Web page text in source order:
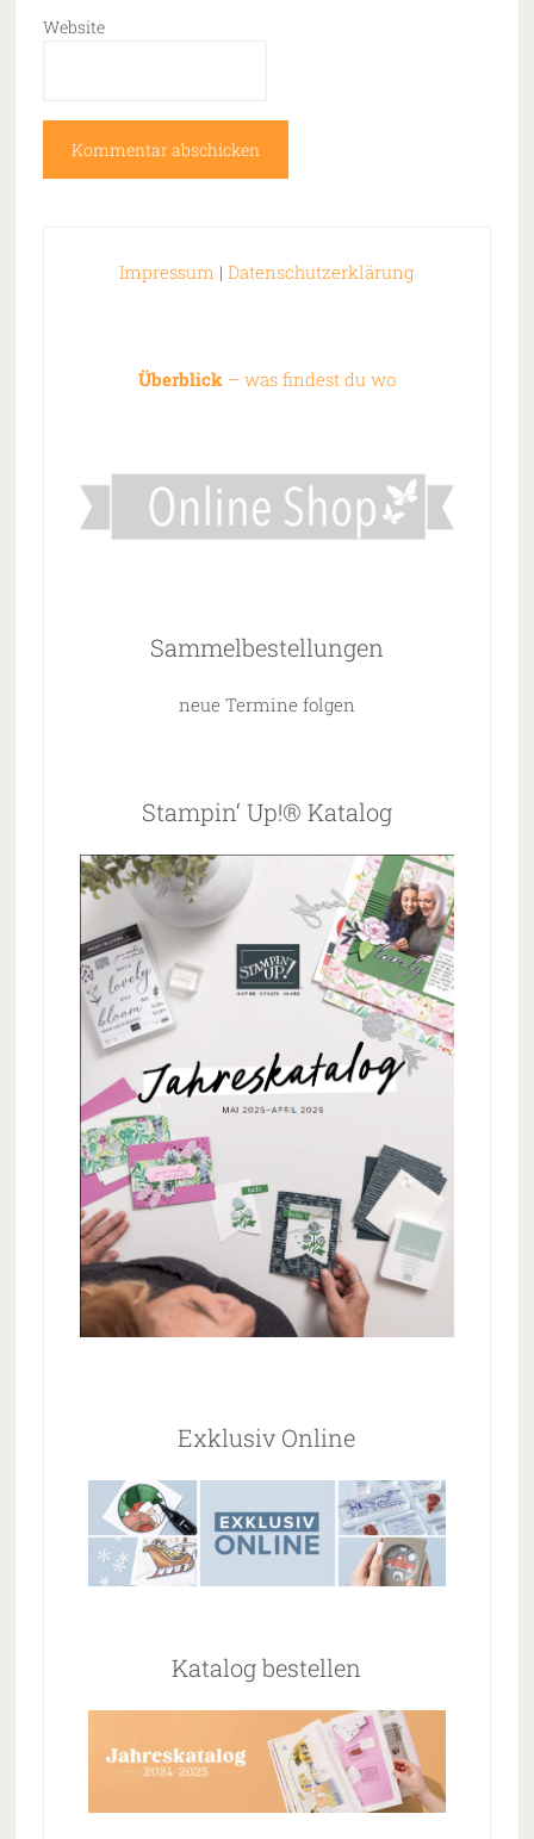
Website
Impressum |Datenschutzerklärung
Überblick– was findest du wo
Sammelbestellungen
neue Termine folgen
Stampin‘ Up!® Katalog
Exklusiv Online
Katalog bestellen